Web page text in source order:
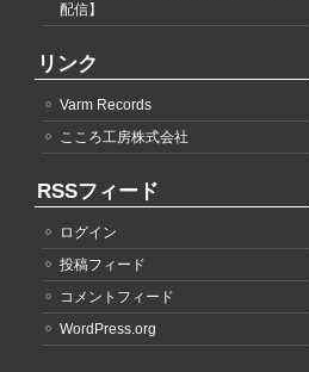
配信】
リンク
Varm Records
こころ工房株式会社
RSSフィード
ログイン
投稿フィード
コメントフィード
WordPress.org